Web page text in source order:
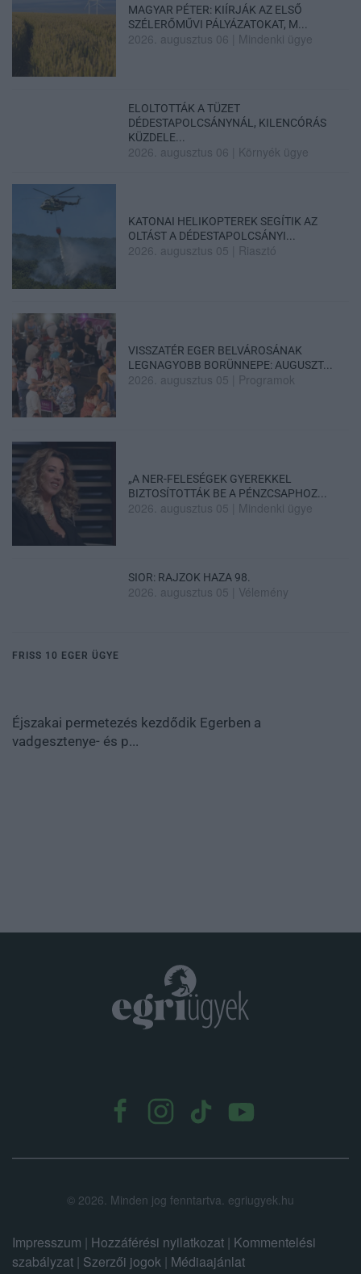
MAGYAR PÉTER: KIÍRJÁK AZ ELSŐ
SZÉLERŐMŰVI PÁLYÁZATOKAT, M...
2026. augusztus 06 Mindenki ügye
ELOLTOTTÁK A TÜZET
DÉDESTAPOLCSÁNYNÁL, KILENCÓRÁS
KÜZDELE...
2026. augusztus 06 Környék ügye
KATONAI HELIKOPTEREK SEGÍTIK AZ
OLTÁST A DÉDESTAPOLCSÁNYI...
2026. augusztus 05 Riasztó
VISSZATÉR EGER BELVÁROSÁNAK
LEGNAGYOBB BORÜNNEPE: AUGUSZT...
2026. augusztus 05 Programok
„A NER-FELESÉGEK GYEREKKEL
BIZTOSÍTOTTÁK BE A PÉNZCSAPHOZ...
2026. augusztus 05 Mindenki ügye
SIOR: RAJZOK HAZA 98.
2026. augusztus 05 Vélemény
FRISS 10 EGER ÜGYE
Éjszakai permetezés kezdődik Egerben a
vadgesztenye- és p...
© 2026. Minden jog fenntartva. egriugyek.hu
Impresszum | Hozzáférési nyilatkozat | Kommentelési
szabályzat | Szerzői jogok | Médiaajánlat